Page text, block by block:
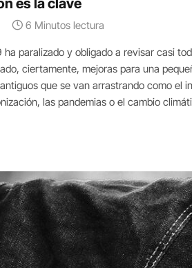
es la clave
6 Minutos lectura
ha paralizado y obligado a revisar casi
ciertamente, mejoras para una
que se van arrastrando como
las pandemias o el cambio